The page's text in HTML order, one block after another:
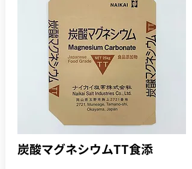
炭酸マグネシウムTT食添